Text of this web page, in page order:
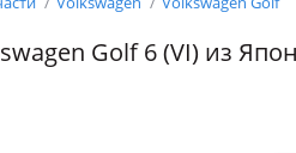
Golf 6 (VI) из